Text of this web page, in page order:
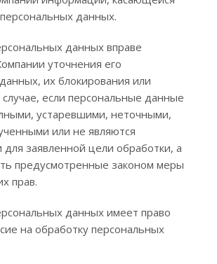
данных.
данных вправе
уточнения его
их блокирования или
если персональные данные
устаревшими, неточными,
или не являются
заявленной цели обработки, а
предусмотренные законом меры
прав.
данных имеет право
на обработку персональных